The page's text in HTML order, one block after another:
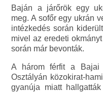
Baján a járőrök egy
meg. A sofőr egy ukrán
intézkedés során
mivel az eredeti
során már bevonták.
A három férfit a Bajai
Osztályán közokirat-
gyanúja miatt